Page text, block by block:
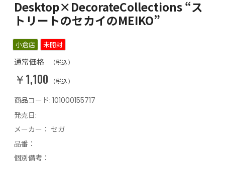
Desktop×DecorateCollections “ス
トリートのセカイのMEIKO”
小倉店 未開封
通常価格 （税込）
￥1,100 （税込）
商品コード: 101000155717
発売日:
メーカー： セガ
品番：
個別備考：